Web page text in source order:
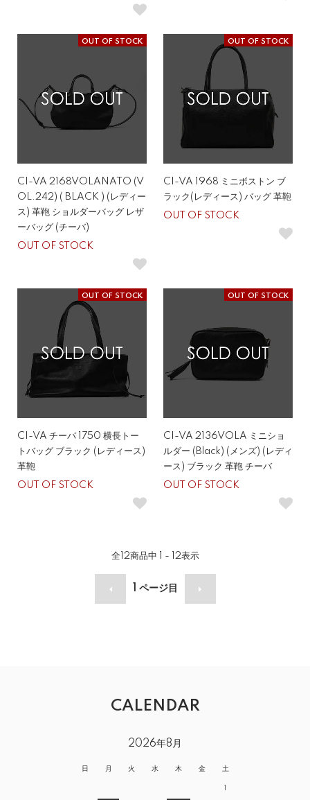
OUT OF STOCK
CI-VA 2168VOLANATO (V
OL.242) ( BLACK ) (レディー
ス) 革鞄 ショルダーバッグ レザ
ーバッグ (チーバ)
OUT OF STOCK
OUT OF STOCK
CI-VA 1968 ミニボストン ブ
ラック(レディース) バッグ 革鞄
OUT OF STOCK
OUT OF STOCK
CI-VA チーバ 1750 横長トー
トバッグ ブラック (レディース)
革鞄
OUT OF STOCK
OUT OF STOCK
CI-VA 2136VOLA ミニショ
ルダー (Black) (メンズ) (レディ
ース) ブラック 革鞄 チーバ
OUT OF STOCK
全12商品中 1 - 12表示
ページ目
CALENDAR
2026年8月
日 月 火 水 木 金 土
1